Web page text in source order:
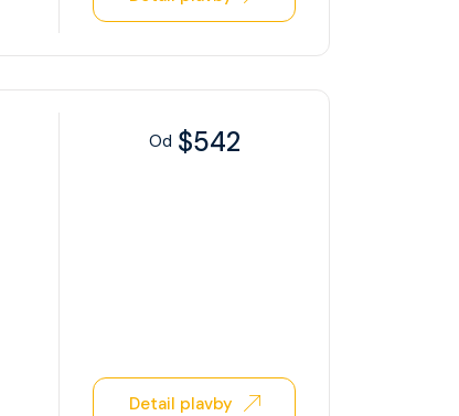
Od $542
Detail plavby